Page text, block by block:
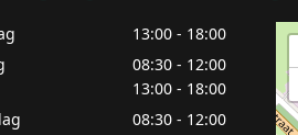
13:00 - 18:00
08:30 - 12:00
13:00 - 18:00
08:30 - 12:00